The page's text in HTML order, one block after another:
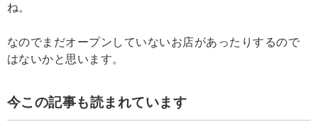
ね。
なのでまだオープンしていないお店があったりするので
はないかと思います。
今この記事も読まれています